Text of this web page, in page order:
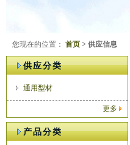
您现在的位置： 首页 > 供应信息
供应分类
通用型材
更多
产品分类